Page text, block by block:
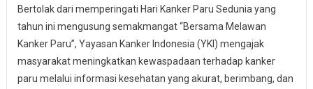
Bertolak dari memperingati Hari Kanker Paru Sedunia yang
tahun ini mengusung semakmangat “Bersama Melawan
Kanker Paru”, Yayasan Kanker Indonesia (YKI) mengajak
masyarakat meningkatkan kewaspadaan terhadap kanker
paru melalui informasi kesehatan yang akurat, berimbang, dan